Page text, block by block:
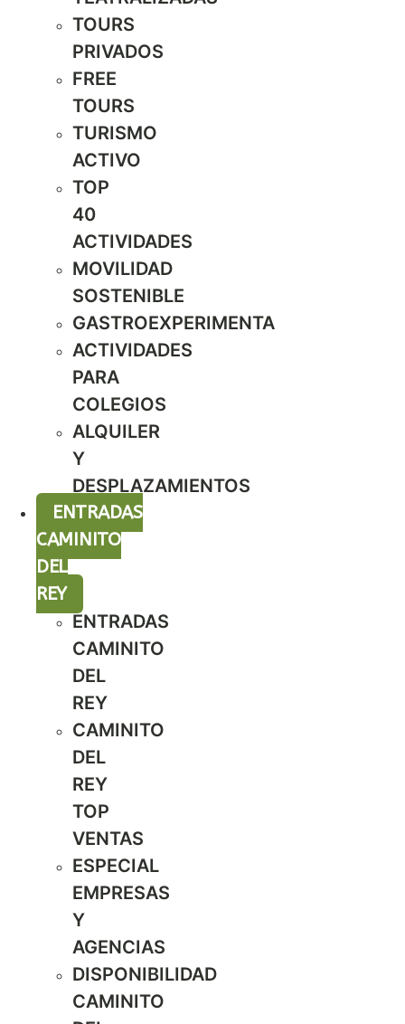
TOURS
PRIVADOS
FREE
TOURS
TURISMO
ACTIVO
TOP
40
ACTIVIDADES
MOVILIDAD
SOSTENIBLE
GASTROEXPERIMENTA
ACTIVIDADES
PARA
COLEGIOS
ALQUILER
Y
DESPLAZAMIENTOS
ENTRADAS
CAMINITO
DEL
REY
ENTRADAS
CAMINITO
DEL
REY
CAMINITO
DEL
REY
TOP
VENTAS
ESPECIAL
EMPRESAS
Y
AGENCIAS
DISPONIBILIDAD
CAMINITO